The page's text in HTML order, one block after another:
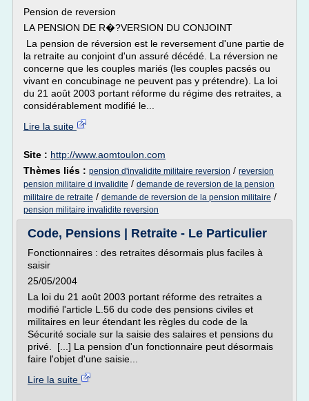
Pension de reversion
LA PENSION DE R�?VERSION DU CONJOINT
La pension de réversion est le reversement d'une partie de
la retraite au conjoint d'un assuré décédé. La réversion ne
concerne que les couples mariés (les couples pacsés ou
vivant en concubinage ne peuvent pas y prétendre). La loi
du 21 août 2003 portant réforme du régime des retraites, a
considérablement modifié le...
Lire la suite
Site : http://www.aomtoulon.com
Thèmes liés : pension d'invalidite militaire reversion / reversion
pension militaire d invalidite / demande de reversion de la pension
militaire de retraite / demande de reversion de la pension militaire /
pension militaire invalidite reversion
Code, Pensions | Retraite - Le Particulier
Fonctionnaires : des retraites désormais plus faciles à
saisir
25/05/2004
La loi du 21 août 2003 portant réforme des retraites a
modifié l'article L.56 du code des pensions civiles et
militaires en leur étendant les règles du code de la
Sécurité sociale sur la saisie des salaires et pensions du
privé. [...] La pension d'un fonctionnaire peut désormais
faire l'objet d'une saisie...
Lire la suite